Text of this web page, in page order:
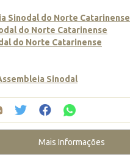
Sinodal do Norte Catarinense
do Norte Catarinense
do Norte Catarinense
Sinodal
Mais Informações